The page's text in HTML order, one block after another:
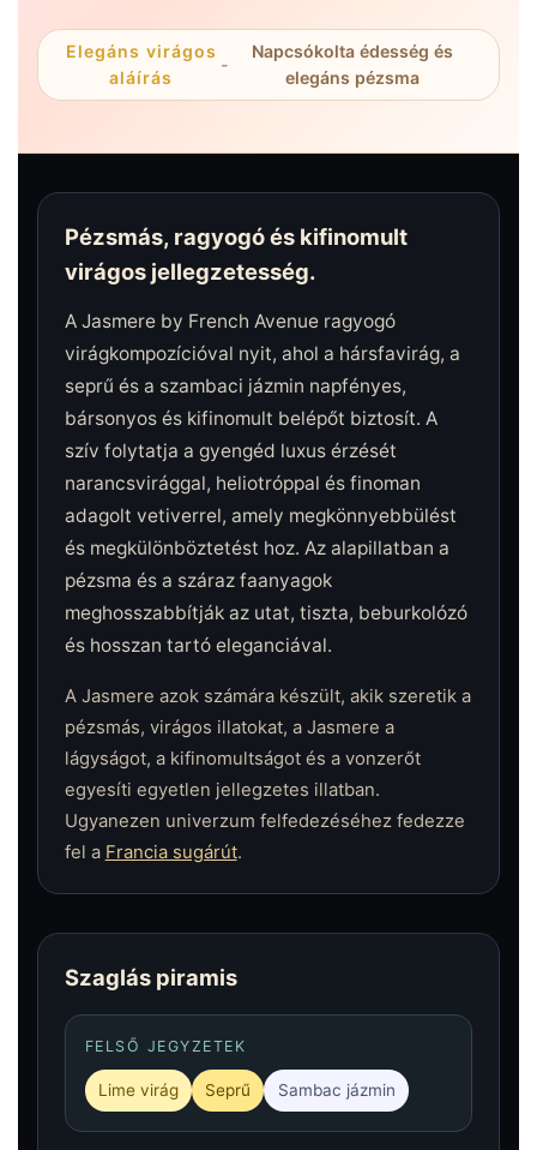
Elegáns virágos
aláírás
-
Napcsókolta édesség és
elegáns pézsma
Pézsmás, ragyogó és kifinomult
virágos jellegzetesség.
A Jasmere by French Avenue ragyogó
virágkompozícióval nyit, ahol a hársfavirág, a
seprű és a szambaci jázmin napfényes,
bársonyos és kifinomult belépőt biztosít. A
szív folytatja a gyengéd luxus érzését
narancsvirággal, heliotróppal és finoman
adagolt vetiverrel, amely megkönnyebbülést
és megkülönböztetést hoz. Az alapillatban a
pézsma és a száraz faanyagok
meghosszabbítják az utat, tiszta, beburkolózó
és hosszan tartó eleganciával.
A Jasmere azok számára készült, akik szeretik a
pézsmás, virágos illatokat, a Jasmere a
lágyságot, a kifinomultságot és a vonzerőt
egyesíti egyetlen jellegzetes illatban.
Ugyanezen univerzum felfedezéséhez fedezze
fel a Francia sugárút.
Szaglás piramis
FELSŐ JEGYZETEK
Lime virág Seprű Sambac jázmin